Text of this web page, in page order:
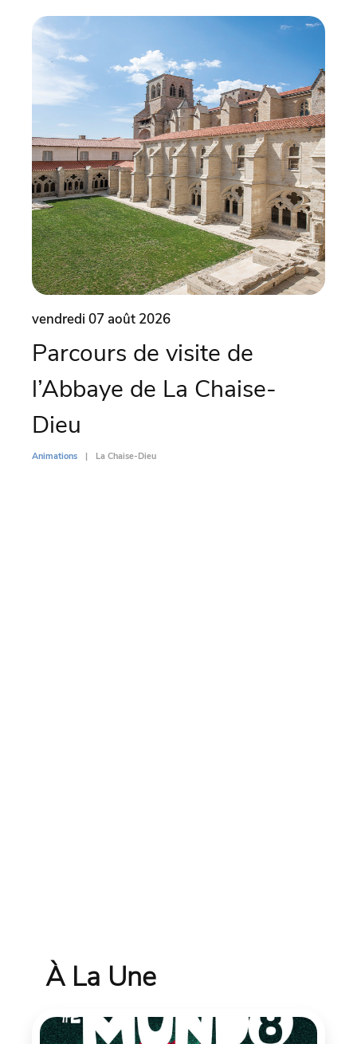
vendredi 07 août 2026
Parcours de visite de
l’Abbaye de La Chaise-
Dieu
Animations La Chaise-Dieu
À La Une